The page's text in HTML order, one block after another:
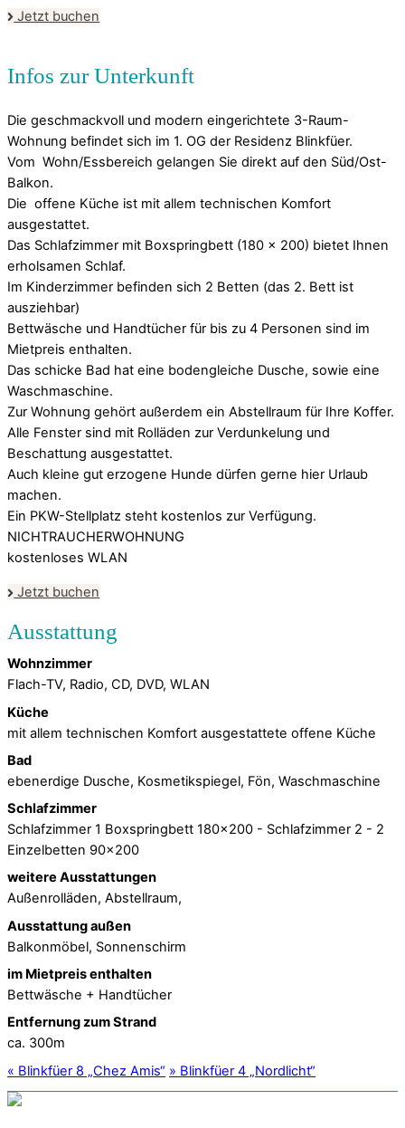
Jetzt buchen
Die geschmackvoll und modern eingerichtete 3-Raum-
Wohnung befindet sich im 1. OG der Residenz Blinkfüer.
Vom Wohn/Essbereich gelangen Sie direkt auf den Süd/Ost-
Balkon.
Die offene Küche ist mit allem technischen Komfort
ausgestattet.
Das Schlafzimmer mit Boxspringbett (180 x 200) bietet Ihnen
erholsamen Schlaf.
Im Kinderzimmer befinden sich 2 Betten (das 2. Bett ist
ausziehbar)
Bettwäsche und Handtücher für bis zu 4 Personen sind im
Mietpreis enthalten.
Das schicke Bad hat eine bodengleiche Dusche, sowie eine
Waschmaschine.
Zur Wohnung gehört außerdem ein Abstellraum für Ihre Koffer.
Alle Fenster sind mit Rolläden zur Verdunkelung und
Beschattung ausgestattet.
Auch kleine gut erzogene Hunde dürfen gerne hier Urlaub
machen.
Ein PKW-Stellplatz steht kostenlos zur Verfügung.
NICHTRAUCHERWOHNUNG
kostenloses WLAN
Jetzt buchen
Wohnzimmer
Flach-TV, Radio, CD, DVD, WLAN
Küche
mit allem technischen Komfort ausgestattete offene Küche
Bad
ebenerdige Dusche, Kosmetikspiegel, Fön, Waschmaschine
Schlafzimmer
Schlafzimmer 1 Boxspringbett 180x200 - Schlafzimmer 2 - 2
Einzelbetten 90x200
weitere Ausstattungen
Außenrolläden, Abstellraum,
Ausstattung außen
Balkonmöbel, Sonnenschirm
im Mietpreis enthalten
Bettwäsche + Handtücher
Entfernung zum Strand
ca. 300m
« Blinkfüer 8 „Chez Amis“ » Blinkfüer 4 „Nordlicht“